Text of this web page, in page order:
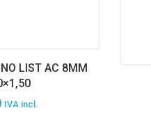
LIST AC 8MM
IVA incl.